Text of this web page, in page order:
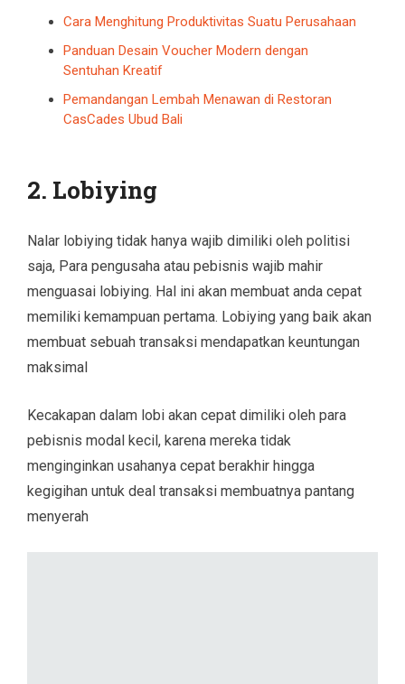
Cara Menghitung Produktivitas Suatu Perusahaan
Panduan Desain Voucher Modern dengan
Sentuhan Kreatif
Pemandangan Lembah Menawan di Restoran
CasCades Ubud Bali
2. Lobiying
Nalar lobiying tidak hanya wajib dimiliki oleh politisi
saja, Para pengusaha atau pebisnis wajib mahir
menguasai lobiying. Hal ini akan membuat anda cepat
memiliki kemampuan pertama. Lobiying yang baik akan
membuat sebuah transaksi mendapatkan keuntungan
maksimal
Kecakapan dalam lobi akan cepat dimiliki oleh para
pebisnis modal kecil, karena mereka tidak
menginginkan usahanya cepat berakhir hingga
kegigihan untuk deal transaksi membuatnya pantang
menyerah